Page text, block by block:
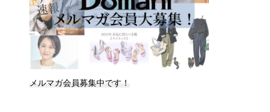
メルマガ会員募集中です！